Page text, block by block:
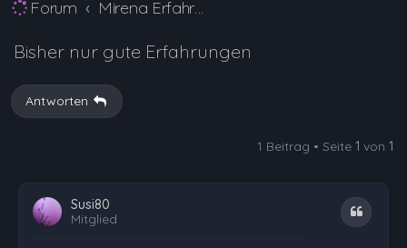
Forum Mirena Erfahrungsberichte und Nebenwirkungen
Bisher nur gute Erfahrungen
Antworten
1 Beitrag • Seite 1 von 1
Susi80
Mitglied
Zitat